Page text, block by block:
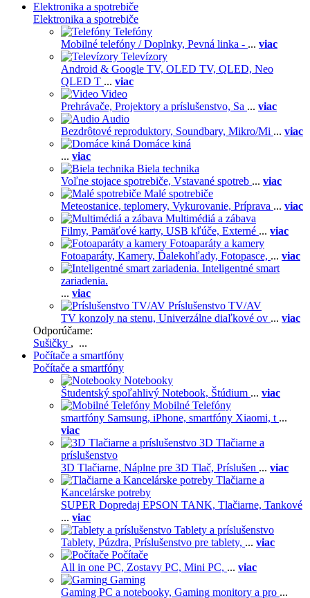
Elektronika a spotrebiče
Elektronika a spotrebiče
Telefóny
Mobilné telefóny / Doplnky, Pevná linka - ... viac
Televízory
Android & Google TV, OLED TV, QLED, Neo
QLED T ... viac
Video
Prehrávače, Projektory a príslušenstvo, Sa ... viac
Audio
Bezdrôtové reproduktory, Soundbary, Mikro/Mi ... viac
Domáce kiná
... viac
Biela technika
Voľne stojace spotrebiče, Vstavané spotreb ... viac
Malé spotrebiče
Meteostanice, teplomery, Vykurovanie, Príprava ... viac
Multimédiá a zábava
Filmy, Pamäťové karty, USB kľúče, Externé ... viac
Fotoaparáty a kamery
Fotoaparáty, Kamery, Ďalekohľady, Fotopasce, ... viac
Inteligentné smart
zariadenia.
... viac
Príslušenstvo TV/AV
TV konzoly na stenu, Univerzálne diaľkové ov ... viac
Odporúčame:
Sušičky , ...
Počítače a smartfóny
Počítače a smartfóny
Notebooky
Študentský spoľahlivý Notebook, Štúdium ... viac
Mobilné Telefóny
smartfóny Samsung, iPhone, smartfóny Xiaomi, t ...
viac
3D Tlačiarne a
príslušenstvo
3D Tlačiarne, Náplne pre 3D Tlač, Príslušen ... viac
Tlačiarne a
Kancelárske potreby
SUPER Dopredaj EPSON TANK, Tlačiarne, Tankové
... viac
Tablety a príslušenstvo
Tablety, Púzdra, Príslušenstvo pre tablety, ... viac
Počítače
All in one PC, Zostavy PC, Mini PC, ... viac
Gaming
Gaming PC a notebooky, Gaming monitory a pro ...